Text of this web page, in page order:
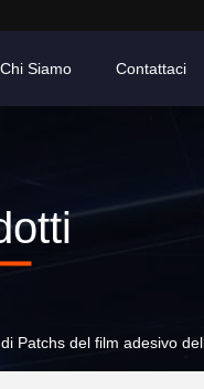
Chi Siamo Contattaci
Patchs del film adesivo